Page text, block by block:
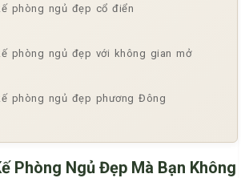
phòng ngủ đẹp cổ điển
phòng ngủ đẹp với không gian mở
phòng ngủ đẹp phương Đông
Phòng Ngủ Đẹp Mà Bạn Không